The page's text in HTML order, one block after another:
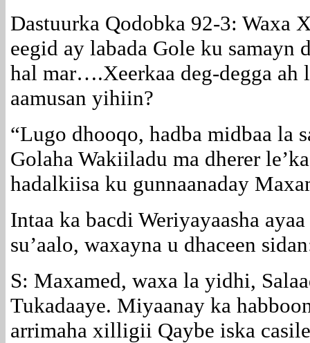
Dastuurka Qodobka 92-3: Waxa
eegid ay labada Gole ku samayn
hal mar….Xeerkaa deg-degga ah
aamusan yihiin?
“Lugo dhooqo, hadba midbaa la
Golaha Wakiiladu ma dherer
hadalkiisa ku gunnaanaday
Intaa ka bacdi Weriyayaasha
su’aalo, waxayna u dhaceen
S: Maxamed, waxa la yidhi,
Tukadaaye. Miyaanay ka
arrimaha xilligii Qaybe iska